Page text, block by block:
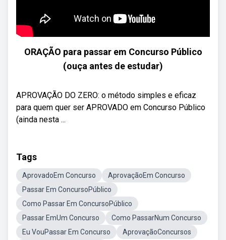
ORAÇÃO para passar em Concurso Público
(ouça antes de estudar)
APROVAÇÃO DO ZERO: o método simples e eficaz
para quem quer ser APROVADO em Concurso Público
(ainda nesta ...
Tags
AprovadoEm Concurso
AprovaçãoEm Concurso
Passar Em ConcursoPúblico
Como Passar Em ConcursoPúblico
Passar EmUm Concurso
Como PassarNum Concurso
Eu VouPassar Em Concurso
AprovaçãoConcursos